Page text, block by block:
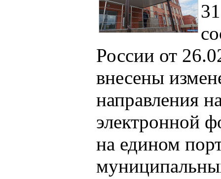
России от
внесены
направления
электронной
на едином